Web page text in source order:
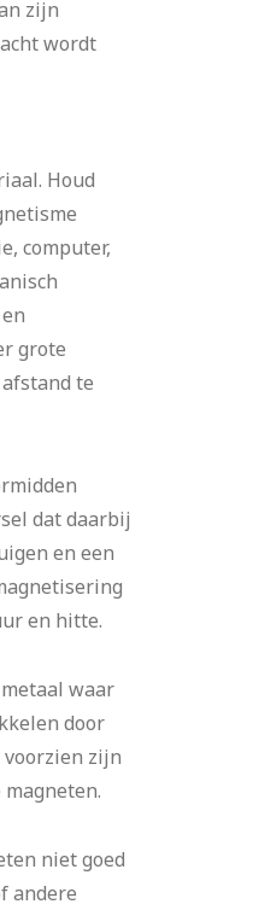
zijn
wordt
Houd
computer,
grote
te
dat daarbij
en een
en hitte.
waar
door
zijn
niet goed
andere